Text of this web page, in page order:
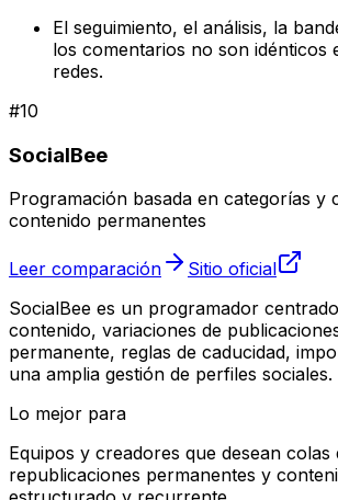
El seguimiento, el análisis, la
los comentarios no son idénticos
redes.
#10
SocialBee
Programación basada en categorías y
contenido permanentes
Leer comparación
Sitio oficial
SocialBee es un programador
contenido, variaciones de
permanente, reglas de caducidad,
una amplia gestión de perfiles sociales.
Lo mejor para
Equipos y creadores que desean colas
republicaciones permanentes y